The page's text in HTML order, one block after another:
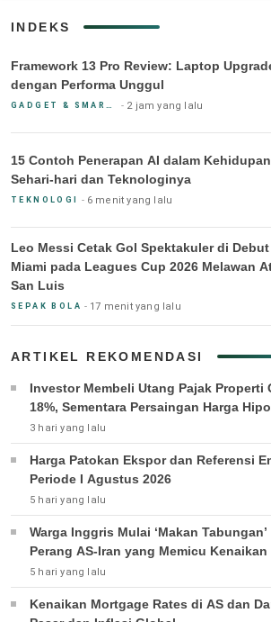
INDEKS
Framework 13 Pro Review: Laptop
dengan Performa Unggul
GADGET & SMARTPHONE 2 jam yang lalu
15 Contoh Penerapan AI dalam Kehidupan
Sehari-hari dan Teknologinya
TEKNOLOGI 6 menit yang lalu
Leo Messi Cetak Gol Spektakuler di
Miami pada Leagues Cup 2026 Melawan
San Luis
SEPAK BOLA 17 menit yang lalu
ARTIKEL REKOMENDASI
Investor Membeli Utang Pajak Properti
18%, Sementara Persaingan Harga
3 hari yang lalu
Harga Patokan Ekspor dan Referensi
Periode I Agustus 2026
5 hari yang lalu
Warga Inggris Mulai ‘Makan
Perang AS-Iran yang Memicu Kenaikan
5 hari yang lalu
Kenaikan Mortgage Rates di AS dan